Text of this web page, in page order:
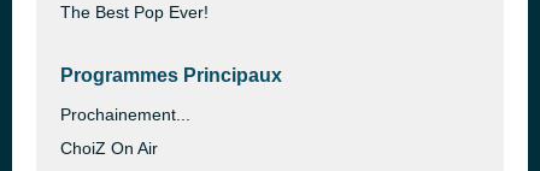
The Best Pop Ever!
Programmes Principaux
Prochainement...
ChoiZ On Air